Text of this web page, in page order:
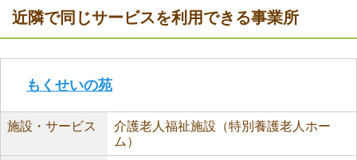
近隣で同じサービスを利用できる事業所
もくせいの苑
施設・サービス
介護老人福祉施設（特別養護老人ホー
ム）